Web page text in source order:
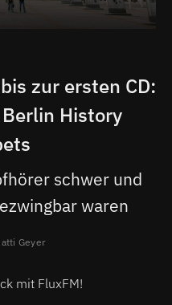
zur ersten CD:
History
schwer und
waren
Geyer
mit FluxFM!